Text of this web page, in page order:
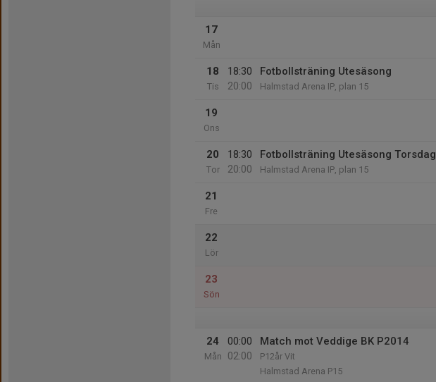
17
Mån
18
Tis
18:30
20:00
Fotbollsträning Utesäsong
Halmstad Arena IP, plan 15
19
Ons
20
Tor
18:30
20:00
Fotbollsträning Utesäsong Torsdag
Halmstad Arena IP, plan 15
21
Fre
22
Lör
23
Sön
24
Mån
00:00
02:00
Match mot Veddige BK P2014
P12år Vit
Halmstad Arena P15